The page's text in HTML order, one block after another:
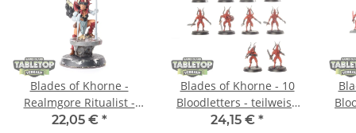
Blades of Khorne -
Realmgore Ritualist -
teilweise bemalt
22,05 € *
Blades of Khorne - 10
Bloodletters - teilweise
bemalt
24,15 € *